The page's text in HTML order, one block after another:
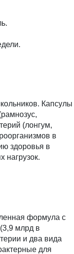
Капсулы
(лонгум,
в
здоровья в
нагрузок.
формула с
млрд в
и два вида
для